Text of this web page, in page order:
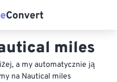
miles
a my automatycznie ją
na Nautical miles